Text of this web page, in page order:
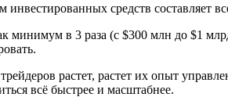
инвестированных средств составляет
в 3 раза (с $300 млн до $1
растет, растет их опыт
всё быстрее и масштабнее.